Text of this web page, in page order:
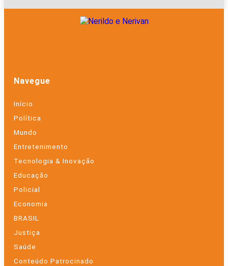
Navegue
Início
Política
Mundo
Entretenimento
Tecnologia & Inovação
Educação
Policial
Economia
BRASIL
Justiça
Saúde
Conteúdo Patrocinado